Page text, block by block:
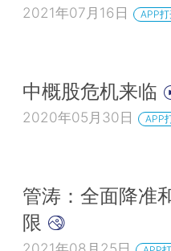
2021年07月16日 APP
中概股危机来临
2020年05月30日 APP
管涛：全面降准
限